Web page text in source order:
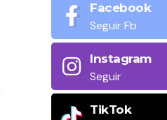
Facebook
Seguir Fb
Instagram
Seguir
TikTok